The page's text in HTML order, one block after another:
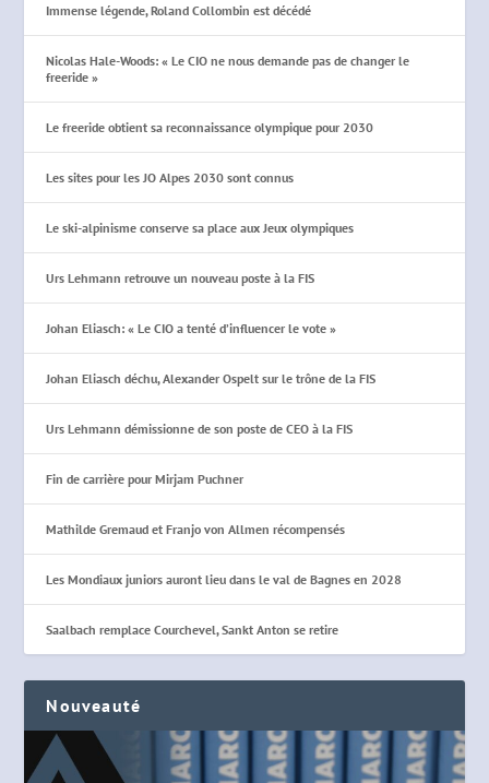
Immense légende, Roland Collombin est décédé
Nicolas Hale-Woods: « Le CIO ne nous demande pas de changer le
freeride »
Le freeride obtient sa reconnaissance olympique pour 2030
Les sites pour les JO Alpes 2030 sont connus
Le ski-alpinisme conserve sa place aux Jeux olympiques
Urs Lehmann retrouve un nouveau poste à la FIS
Johan Eliasch: « Le CIO a tenté d’influencer le vote »
Johan Eliasch déchu, Alexander Ospelt sur le trône de la FIS
Urs Lehmann démissionne de son poste de CEO à la FIS
Fin de carrière pour Mirjam Puchner
Mathilde Gremaud et Franjo von Allmen récompensés
Les Mondiaux juniors auront lieu dans le val de Bagnes en 2028
Saalbach remplace Courchevel, Sankt Anton se retire
Nouveauté